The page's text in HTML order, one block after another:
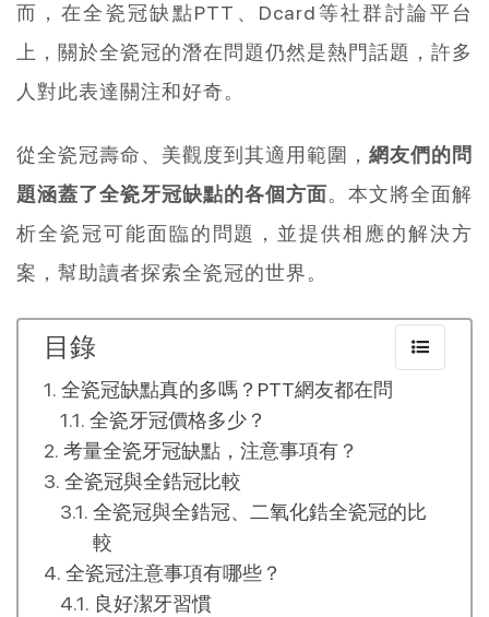
而，在全瓷冠缺點PTT、Dcard等社群討論平台
上，關於全瓷冠的潛在問題仍然是熱門話題，許多
人對此表達關注和好奇。
從全瓷冠壽命、美觀度到其適用範圍， 網友們的問
題涵蓋了全瓷牙冠缺點的各個方面。本文將全面解
析全瓷冠可能面臨的問題，並提供相應的解決方
案，幫助讀者探索全瓷冠的世界。
目錄
全瓷冠缺點真的多嗎？PTT網友都在問
全瓷牙冠價格多少？
考量全瓷牙冠缺點，注意事項有？
全瓷冠與全鋯冠比較
全瓷冠與全鋯冠、二氧化鋯全瓷冠的比
較
全瓷冠注意事項有哪些？
良好潔牙習慣